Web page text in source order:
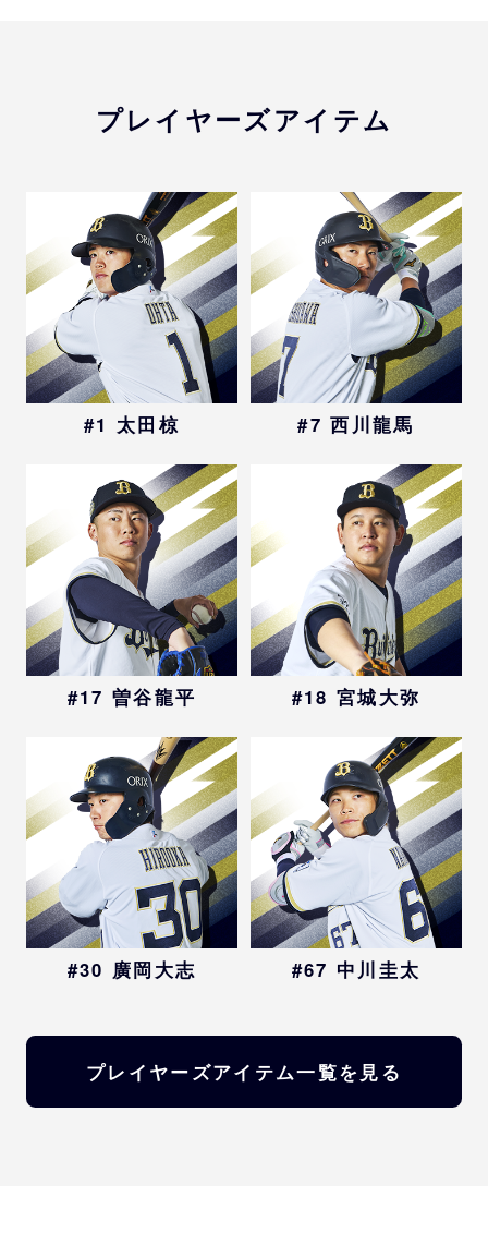
プレイヤーズアイテム
#1 太田椋 #7 西川龍馬
#17 曽谷龍平 #18 宮城大弥
#30 廣岡大志 #67 中川圭太
プレイヤーズアイテム一覧を見る